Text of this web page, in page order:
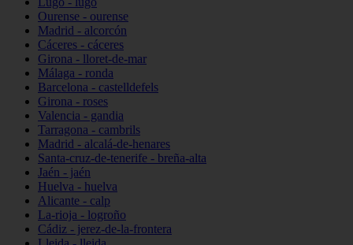
Ourense - ourense
Madrid - alcorcón
Cáceres - cáceres
Girona - lloret-de-mar
Málaga - ronda
Barcelona - castelldefels
Girona - roses
Valencia - gandia
Tarragona - cambrils
Madrid - alcalá-de-henares
Santa-cruz-de-tenerife - breña-alta
Jaén - jaén
Huelva - huelva
Alicante - calp
La-rioja - logroño
Cádiz - jerez-de-la-frontera